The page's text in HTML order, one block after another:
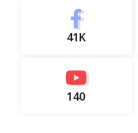
41K
140